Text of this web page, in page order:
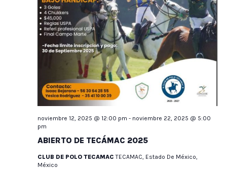
ABIERTO DE TECÁMAC 2025
noviembre 12, 2025 @ 12:00 pm - noviembre 22, 2025 @ 5:00
pm
CLUB DE POLO TECAMACTECAMAC, Estado De México,
México